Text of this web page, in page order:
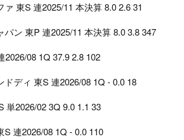
ァ 東S 連2025/11 本決算 8.0 2.6 31
パン 東P 連2025/11 本決算 8.0 3.8 347
2026/08 1Q 37.9 2.8 102
ドディ 東S 連2026/08 1Q - 0.0 18
単2026/02 3Q 9.0 1.1 33
S 連2026/08 1Q - 0.0 110